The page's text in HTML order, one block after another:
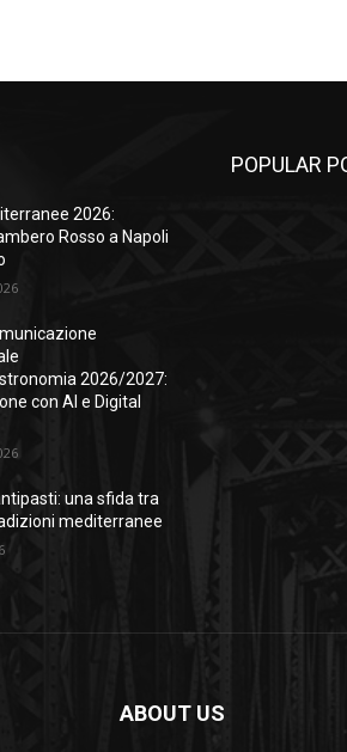
2026:
Rosso a Napoli
2026/2027:
con AI e Digital
una sfida tra
mediterranee
POPULAR
ABOUT US